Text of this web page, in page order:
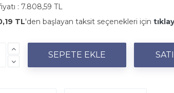
: 7.808,59 TL
TL'den başlayan taksit seçenekleri için